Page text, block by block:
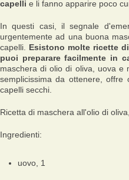
capelli e li fanno apparire poco
In questi casi, il segnale
urgentemente ad una buona
capelli. Esistono molte ricette
puoi preparare facilmente in
maschera di olio di oliva, uova e
semplicissima da ottenere, offre
capelli secchi.
Ricetta di maschera all'olio di
Ingredienti:
uovo, 1